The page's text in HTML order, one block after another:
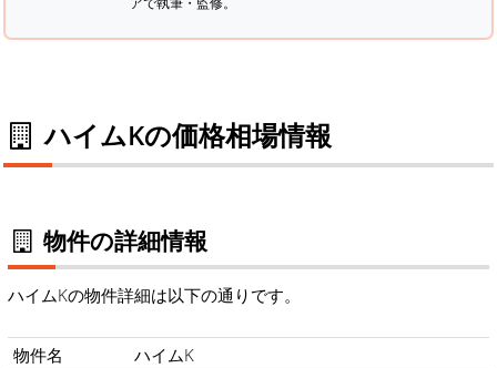
ハイムKの価格相場情報
物件の詳細情報
ハイムKの物件詳細は以下の通りです。
物件名
ハイムK